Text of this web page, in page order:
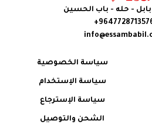
بابل - حله - باب الحسين
سياسة الخصوصية
سياسة الإستخدام
سياسة الإسترجاع
الشحن والتوصيل